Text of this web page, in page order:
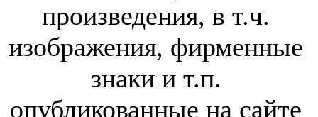
произведения, в т.ч.
изображения, фирменные
знаки и т.п.
опубликованные на сайте